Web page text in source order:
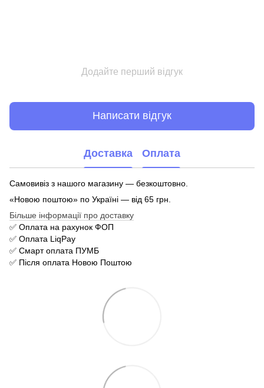
Додайте перший відгук
Написати відгук
Доставка Оплата
Самовивіз з нашого магазину — безкоштовно.
«Новою поштою» по Україні — від 65 грн.
Більше інформації про доставку
✅ Оплата на рахунок ФОП
✅ Оплата LiqPay
✅ Смарт оплата ПУМБ
✅ Після оплата Новою Поштою